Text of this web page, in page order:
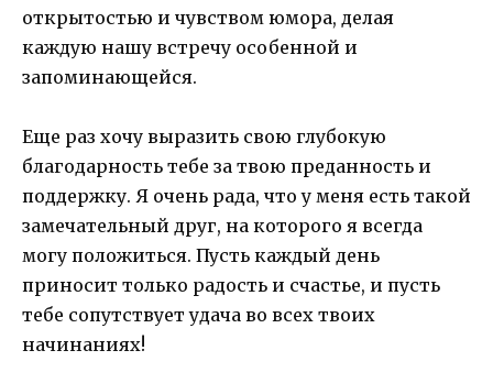
открытостью и чувством юмора, делая
каждую нашу встречу особенной и
запоминающейся.
Еще раз хочу выразить свою глубокую
благодарность тебе за твою преданность и
поддержку. Я очень рада, что у меня есть такой
замечательный друг, на которого я всегда
могу положиться. Пусть каждый день
приносит только радость и счастье, и пусть
тебе сопутствует удача во всех твоих
начинаниях!